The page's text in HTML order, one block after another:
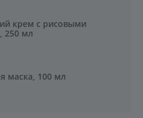
крем с рисовыми
250 мл
маска, 100 мл